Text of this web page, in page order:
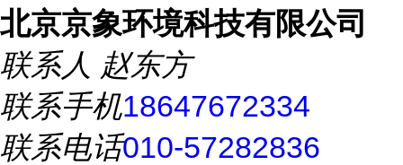
北京京象环境科技有限公司
联系人 赵东方
联系手机18647672334
联系电话010-57282836